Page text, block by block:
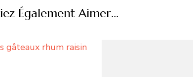
Également Aimer...